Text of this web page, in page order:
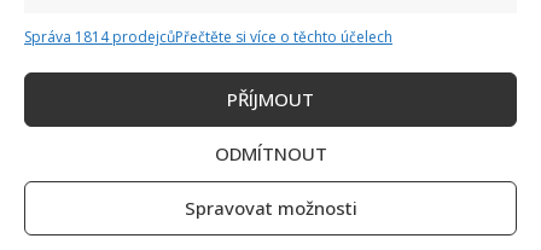
Správa 1814 prodejcůPřečtěte si více o těchto účelech
PŘÍJMOUT
ODMÍTNOUT
Spravovat možnosti